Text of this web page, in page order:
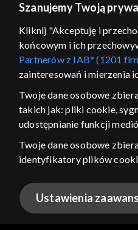
w
regulamin serwisu
Szanujemy Twoją
Kliknij "Akceptuję i
końcowym i ich
Partnerów z IAB* (1201
zainteresowań i mierzenia
Twoje dane osobowe
takich jak: pliki cookie,
udostępnianie funkcji
Twoje dane osobowe
identyfikatory plików
wyboru
wydajności reklam,
bezpieczeństwa,
Ustawienia